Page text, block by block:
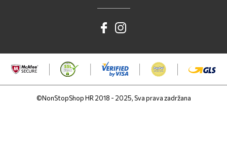
©NonStopShop HR 2018 - 2025, Sva prava zadržana